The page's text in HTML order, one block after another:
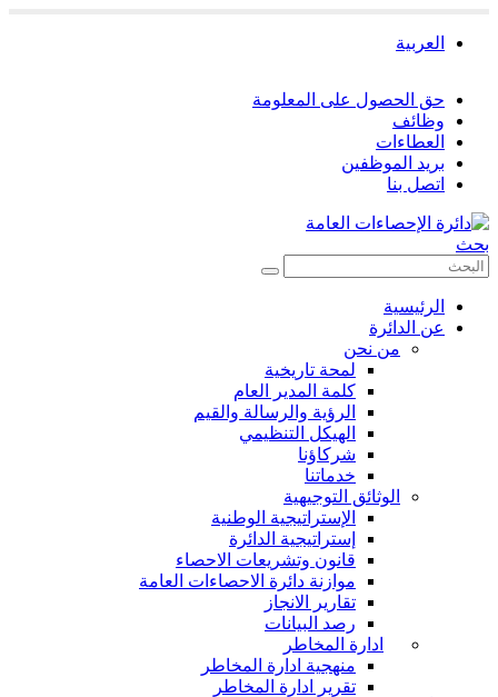
العربية
حق الحصول على المعلومة
وظائف
العطاءات
بريد الموظفين
اتصل بنا
بحث
الرئيسية
عن الدائرة
من نحن
لمحة تاريخية
كلمة المدير العام
الرؤية والرسالة والقيم
الهيكل التنظيمي
شركاؤنا
خدماتنا
الوثائق التوجيهية
الإستراتيجية الوطنية
إستراتيجية الدائرة
قانون وتشريعات الاحصاء
موازنة دائرة الاحصاءات العامة
تقارير الانجاز
رصد البيانات
ادارة المخاطر
منهجية ادارة المخاطر
تقرير ادارة المخاطر